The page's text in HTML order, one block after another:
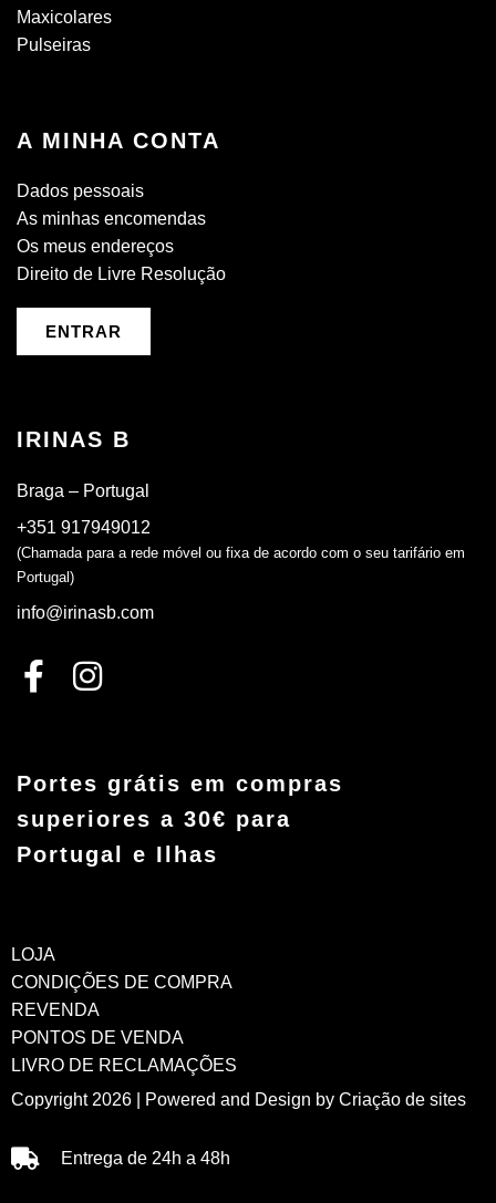
Maxicolares
Pulseiras
A MINHA CONTA
Dados pessoais
As minhas encomendas
Os meus endereços
Direito de Livre Resolução
ENTRAR
IRINAS B
Braga – Portugal
+351 917949012
(Chamada para a rede móvel ou fixa de acordo com o seu tarifário em
Portugal)
info@irinasb.com
Portes grátis em compras
superiores a 30€ para
Portugal e Ilhas
LOJA
CONDIÇÕES DE COMPRA
REVENDA
PONTOS DE VENDA
LIVRO DE RECLAMAÇÕES
Copyright 2026 | Powered and Design by Criação de sites
Entrega de 24h a 48h